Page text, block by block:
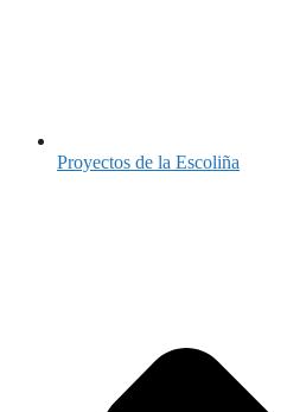
Proyectos de la Escoliña